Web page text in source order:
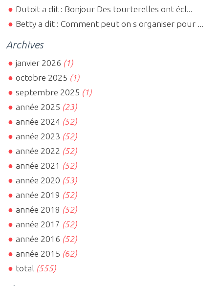
Dutoit a dit : Bonjour Des tourterelles ont écl...
Betty a dit : Comment peut on s organiser pour ...
Archives
janvier 2026 (1)
octobre 2025 (1)
septembre 2025 (1)
année 2025 (23)
année 2024 (52)
année 2023 (52)
année 2022 (52)
année 2021 (52)
année 2020 (53)
année 2019 (52)
année 2018 (52)
année 2017 (52)
année 2016 (52)
année 2015 (62)
total (555)